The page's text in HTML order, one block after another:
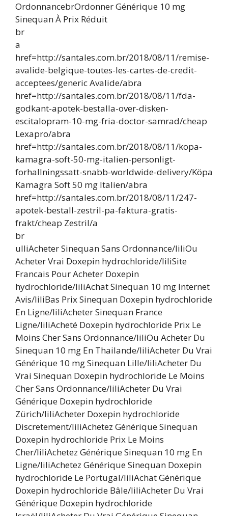
OrdonnancebrOrdonner Générique 10 mg
Sinequan À Prix Réduit
br
a
href=http://santales.com.br/2018/08/11/remise-
avalide-belgique-toutes-les-cartes-de-credit-
acceptees/generic Avalide/abra
href=http://santales.com.br/2018/08/11/fda-
godkant-apotek-bestalla-over-disken-
escitalopram-10-mg-fria-doctor-samrad/cheap
Lexapro/abra
href=http://santales.com.br/2018/08/11/kopa-
kamagra-soft-50-mg-italien-personligt-
forhallningssatt-snabb-worldwide-delivery/Köpa
Kamagra Soft 50 mg Italien/abra
href=http://santales.com.br/2018/08/11/247-
apotek-bestall-zestril-pa-faktura-gratis-
frakt/cheap Zestril/a
br
ulliAcheter Sinequan Sans Ordonnance/liliOu
Acheter Vrai Doxepin hydrochloride/liliSite
Francais Pour Acheter Doxepin
hydrochloride/liliAchat Sinequan 10 mg Internet
Avis/liliBas Prix Sinequan Doxepin hydrochloride
En Ligne/liliAcheter Sinequan France
Ligne/liliAcheté Doxepin hydrochloride Prix Le
Moins Cher Sans Ordonnance/liliOu Acheter Du
Sinequan 10 mg En Thailande/liliAcheter Du Vrai
Générique 10 mg Sinequan Lille/liliAcheter Du
Vrai Sinequan Doxepin hydrochloride Le Moins
Cher Sans Ordonnance/liliAcheter Du Vrai
Générique Doxepin hydrochloride
Zürich/liliAcheter Doxepin hydrochloride
Discretement/liliAchetez Générique Sinequan
Doxepin hydrochloride Prix Le Moins
Cher/liliAchetez Générique Sinequan 10 mg En
Ligne/liliAchetez Générique Sinequan Doxepin
hydrochloride Le Portugal/liliAchat Générique
Doxepin hydrochloride Bâle/liliAcheter Du Vrai
Générique Doxepin hydrochloride